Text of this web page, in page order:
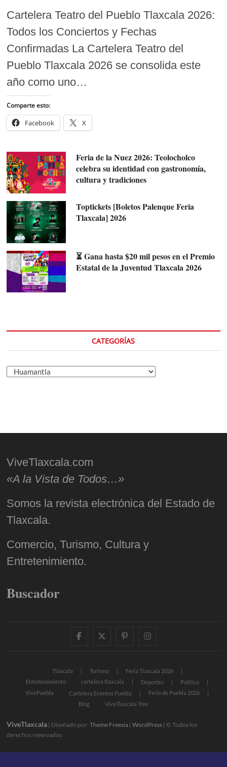
Cartelera Teatro del Pueblo Tlaxcala 2026:
Todos los Conciertos y Fechas
Confirmadas La Cartelera Teatro del
Pueblo Tlaxcala 2026 se consolida este
año como uno…
Comparte esto:
Facebook X
Feria de la Nuez 2026: Teolocholco
celebra su identidad con gastronomía,
cultura y tradiciones
Toptickets [Boletos Palenque Feria
Tlaxcala] 2026
⏳ Gana hasta $20 mil pesos en el Premio
Estatal de la Juventud Tlaxcala 2026
CATEGORÍAS
Categorías
ViveTlaxcala.com
«A la Vista de Todos…»
Somos la revista electrónica del Estado de
Tlaxcala.
Comercio, Turismo, Cultura y
Entretenimiento.
Buscador
facebooktwitter
pinterestinstagram
Tlaxcala Turismo
Feria Tlaxcala 2026
Entretenimiento
cartelera tlaxcala Deportes
Política
VivePuebla
Cartelera Eventos Puebla
Feria de Puebla 2026
Blog
ViveTlaxcala Tree
ViveTlaxcala | Diseñado por:Theme Freesia |WordPress | © Todos los
derechos reservados